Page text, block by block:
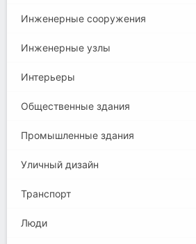
Инженерные сооружения
Инженерные узлы
Интерьеры
Общественные здания
Промышленные здания
Уличный дизайн
Транспорт
Люди